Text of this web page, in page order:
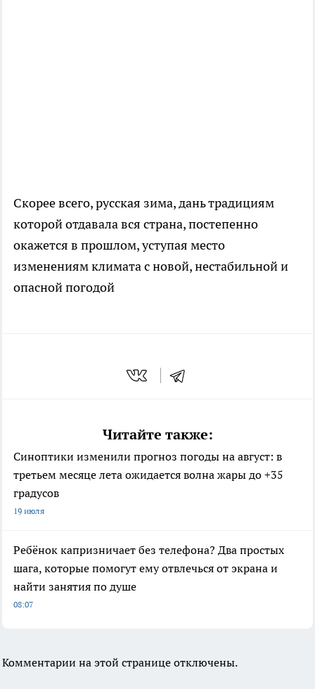
Скорее всего, русская зима, дань традициям
которой отдавала вся страна, постепенно
окажется в прошлом, уступая место
изменениям климата с новой, нестабильной и
опасной погодой
Читайте также:
Синоптики изменили прогноз погоды на август: в
третьем месяце лета ожидается волна жары до +35
градусов
19 июля
Ребёнок капризничает без телефона? Два простых
шага, которые помогут ему отвлечься от экрана и
найти занятия по душе
08:07
Комментарии на этой странице отключены.